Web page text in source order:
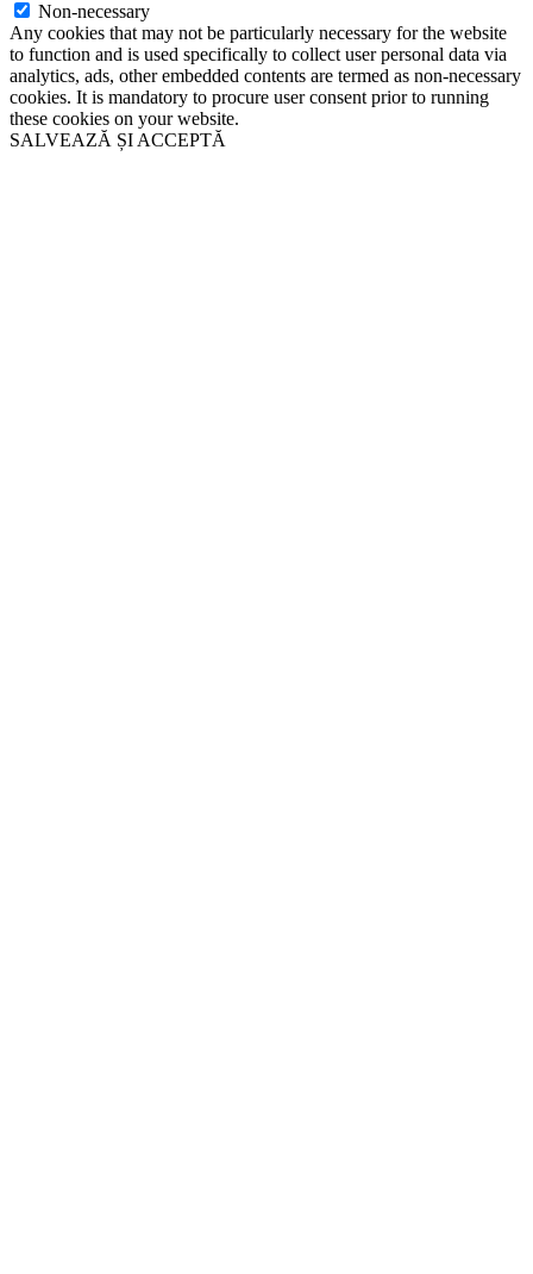
Non-necessary
Any cookies that may not be particularly necessary for the website
to function and is used specifically to collect user personal data via
analytics, ads, other embedded contents are termed as non-necessary
cookies. It is mandatory to procure user consent prior to running
these cookies on your website.
SALVEAZĂ ȘI ACCEPTĂ